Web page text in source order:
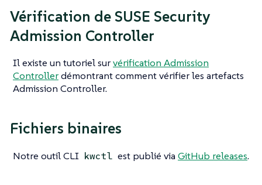
Vérification de SUSE Security
Admission Controller
Il existe un tutoriel survérification Admission
Controllerdémontrant comment vérifier les artefacts
Admission Controller.
Fichiers binaires
Notre outil CLI kwctl est publié viaGitHub releases.